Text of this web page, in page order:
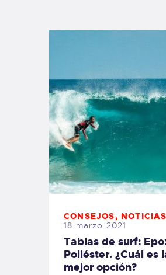
CONSEJOS, NOTICIAS
18 marzo 2021
Tablas de surf:
Poliéster. ¿Cuál es
mejor opción?